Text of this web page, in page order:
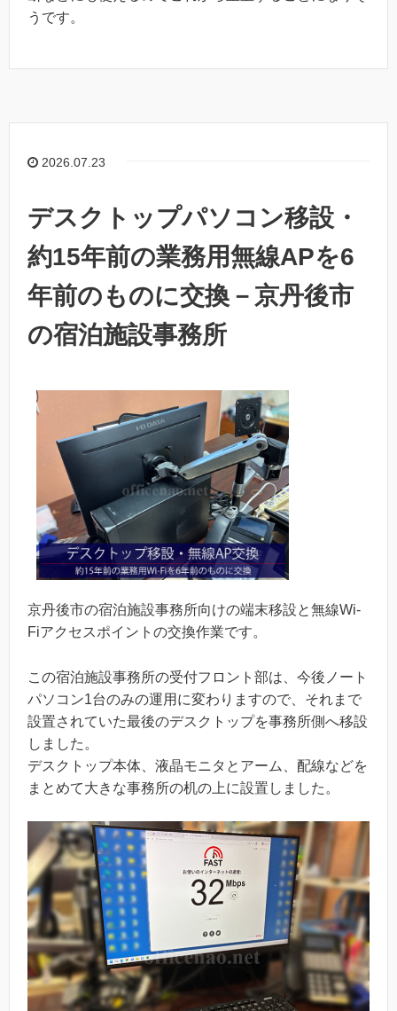
うです。
2026.07.23
デスクトップパソコン移設・
約15年前の業務用無線APを6
年前のものに交換－京丹後市
の宿泊施設事務所
京丹後市の宿泊施設事務所向けの端末移設と無線Wi-
Fiアクセスポイントの交換作業です。
この宿泊施設事務所の受付フロント部は、今後ノート
パソコン1台のみの運用に変わりますので、それまで
設置されていた最後のデスクトップを事務所側へ移設
しました。
デスクトップ本体、液晶モニタとアーム、配線などを
まとめて大きな事務所の机の上に設置しました。